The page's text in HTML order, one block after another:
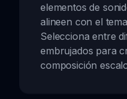
elementos de
alineen con el
Selecciona entre
embrujados para
composición